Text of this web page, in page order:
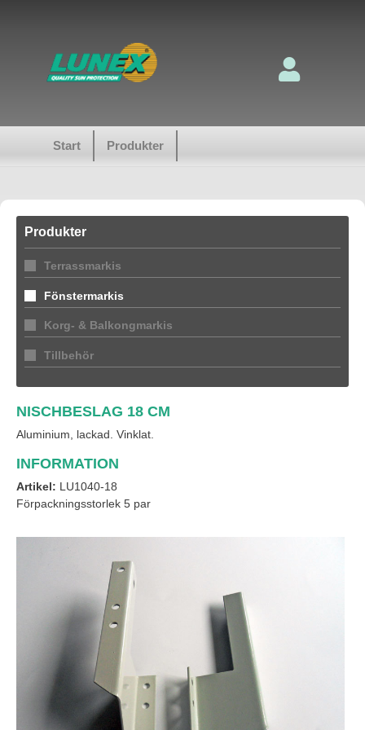
Start Produkter
Produkter
Terrassmarkis
Fönstermarkis
Korg- & Balkongmarkis
Tillbehör
NISCHBESLAG 18 CM
Aluminium, lackad. Vinklat.
INFORMATION
Artikel: LU1040-18
Förpackningsstorlek 5 par